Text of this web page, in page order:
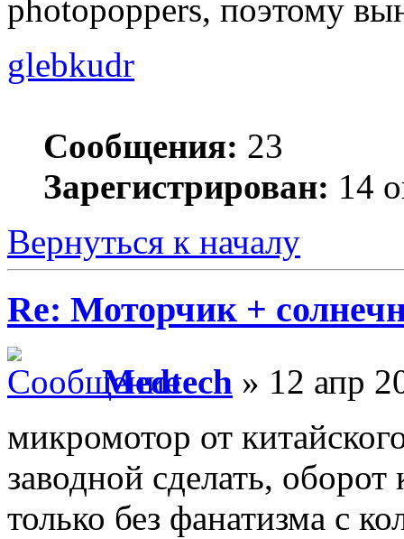
photopoppers, поэтому
glebkudr
Сообщения: 23
Зарегистрирован: 14
Вернуться к началу
Re: Моторчик +
Medtech » 12 апр
микромотор от
заводной сделать,
только без фанатизма с